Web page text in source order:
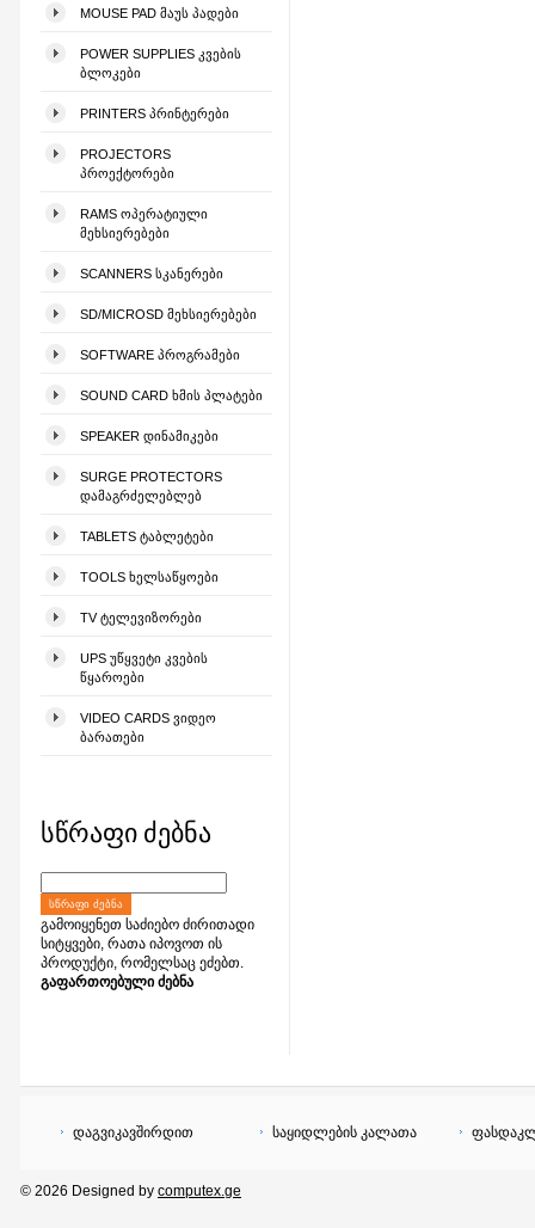
MOUSE PAD ᲛᲐᲣᲡ ᲞᲐᲓᲔᲑᲘ
POWER SUPPLIES ᲙᲕᲔᲑᲘᲡ
ᲑᲚᲝᲙᲔᲑᲘ
PRINTERS ᲞᲠᲘᲜᲢᲔᲠᲔᲑᲘ
PROJECTORS
ᲞᲠᲝᲔᲥᲢᲝᲠᲔᲑᲘ
RAMS ᲝᲞᲔᲠᲐᲢᲘᲣᲚᲘ
ᲛᲔᲮᲡᲘᲔᲠᲔᲑᲔᲑᲘ
SCANNERS ᲡᲙᲐᲜᲔᲠᲔᲑᲘ
SD/MICROSD ᲛᲔᲮᲡᲘᲔᲠᲔᲑᲔᲑᲘ
SOFTWARE ᲞᲠᲝᲒᲠᲐᲛᲔᲑᲘ
SOUND CARD ᲮᲛᲘᲡ ᲞᲚᲐᲢᲔᲑᲘ
SPEAKER ᲓᲘᲜᲐᲛᲘᲙᲔᲑᲘ
SURGE PROTECTORS
ᲓᲐᲛᲐᲒᲠᲫᲔᲚᲔᲑᲚᲔᲑ
TABLETS ᲢᲐᲑᲚᲔᲢᲔᲑᲘ
TOOLS ᲮᲔᲚᲡᲐᲬᲧᲝᲔᲑᲘ
TV ᲢᲔᲚᲔᲕᲘᲖᲝᲠᲔᲑᲘ
UPS ᲣᲬᲧᲕᲔᲢᲘ ᲙᲕᲔᲑᲘᲡ
ᲬᲧᲐᲠᲝᲔᲑᲘ
VIDEO CARDS ᲕᲘᲓᲔᲝ
ᲑᲐᲠᲐᲗᲔᲑᲘ
სწრაფი ძებნა
ᲡᲬᲠᲐᲤᲘ ᲫᲔᲑᲜᲐ
გამოიყენეთ საძიებო ძირითადი
სიტყვები, რათა იპოვოთ ის
პროდუქტი, რომელსაც ეძებთ.
გაფართოებული ძებნა
დაგვიკავშირდით საყიდლების კალათა
© 2026 Designed by computex.ge